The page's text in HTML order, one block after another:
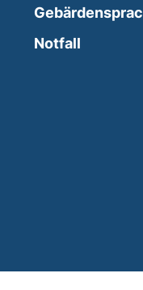
a new window)
Notfall